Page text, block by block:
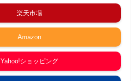
楽天市場
Amazon
Yahoo!ショッピング